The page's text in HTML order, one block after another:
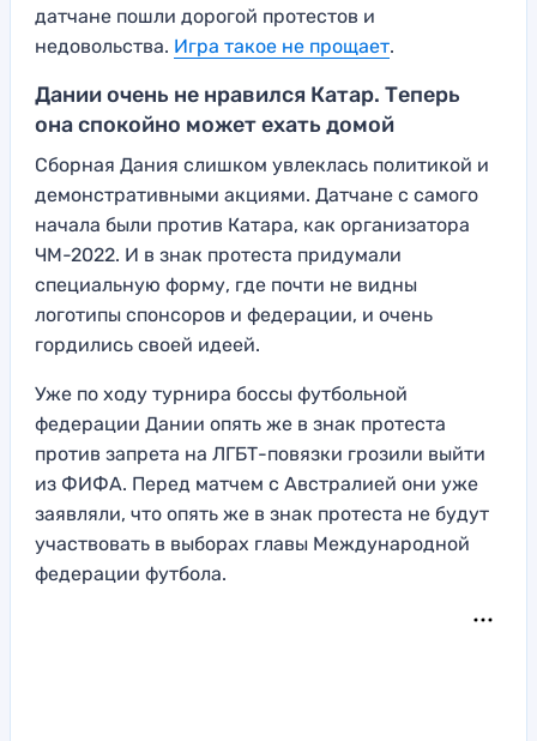
датчане пошли дорогой протестов и
недовольства. Игра такое не прощает.
Дании очень не нравился Катар. Теперь
она спокойно может ехать домой
Сборная Дания слишком увлеклась политикой и
демонстративными акциями. Датчане с самого
начала были против Катара, как организатора
ЧМ-2022. И в знак протеста придумали
специальную форму, где почти не видны
логотипы спонсоров и федерации, и очень
гордились своей идеей.
Уже по ходу турнира боссы футбольной
федерации Дании опять же в знак протеста
против запрета на ЛГБТ-повязки грозили выйти
из ФИФА. Перед матчем с Австралией они уже
заявляли, что опять же в знак протеста не будут
участвовать в выборах главы Международной
федерации футбола.